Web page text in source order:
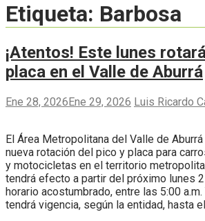
Etiqueta: Barbosa
¡Atentos! Este lunes
placa en el Valle de Aburrá
Ene 28, 2026Ene 29, 2026 Luis Ricardo
El Área Metropolitana del Valle de
nueva rotación del pico y placa para
y motocicletas en el territorio
tendrá efecto a partir del próximo lunes
horario acostumbrado, entre las 5:00 a.m.
tendrá vigencia, según la entidad, hasta